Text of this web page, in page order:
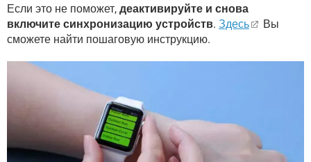
Если это не поможет, деактивируйте и снова
включите синхронизацию устройств. Здесь
Вы
сможете найти пошаговую инструкцию.